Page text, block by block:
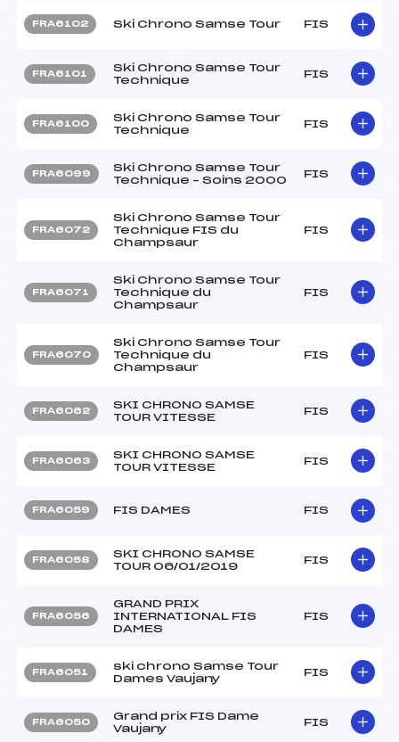
FRA6102 Ski Chrono Samse Tour FIS
FRA6101
Ski Chrono Samse Tour
Technique
FIS
FRA6100
Ski Chrono Samse Tour
Technique
FIS
FRA6099
Ski Chrono Samse Tour
Technique – Soins 2000
FIS
FRA6072
Ski Chrono Samse Tour
Technique FIS du
Champsaur
FIS
FRA6071
Ski Chrono Samse Tour
Technique du
Champsaur
FIS
FRA6070
Ski Chrono Samse Tour
Technique du
Champsaur
FIS
FRA6062
SKI CHRONO SAMSE
TOUR VITESSE
FIS
FRA6063
SKI CHRONO SAMSE
TOUR VITESSE
FIS
FRA6059 FIS DAMES FIS
FRA6058
SKI CHRONO SAMSE
TOUR 06/01/2019
FIS
FRA6056
GRAND PRIX
INTERNATIONAL FIS
DAMES
FIS
FRA6051
ski chrono Samse Tour
Dames Vaujany
FIS
FRA6050
Grand prix FIS Dame
Vaujany
FIS